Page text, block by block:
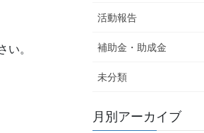
い。
活動報告
補助金・助成金
未分類
月別アーカイブ